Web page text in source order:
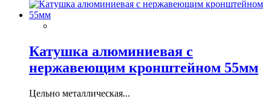
Катушка алюминиевая с
нержавеющим кронштейном 55мм
Цельно металлическая...